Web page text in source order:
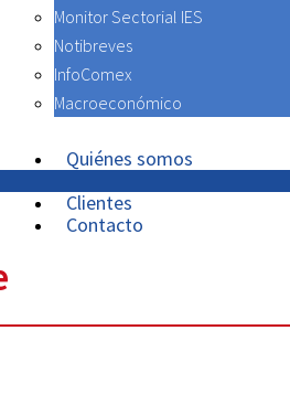
Monitor Sectorial IES
Notibreves
InfoComex
Macroeconómico
Quiénes somos
Clientes
Contacto